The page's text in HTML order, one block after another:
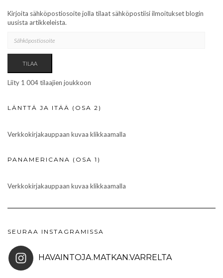
Kirjoita sähköpostiosoite jolla tilaat sähköpostiisi ilmoitukset blogin
uusista artikkeleista.
TILAA
Liity 1 004 tilaajien joukkoon
LÄNTTÄ JA ITÄÄ (OSA 2)
Verkkokirjakauppaan kuvaa klikkaamalla
PANAMERICANA (OSA 1)
Verkkokirjakauppaan kuvaa klikkaamalla
SEURAA INSTAGRAMISSA
HAVAINTOJA.MATKAN.VARRELTA